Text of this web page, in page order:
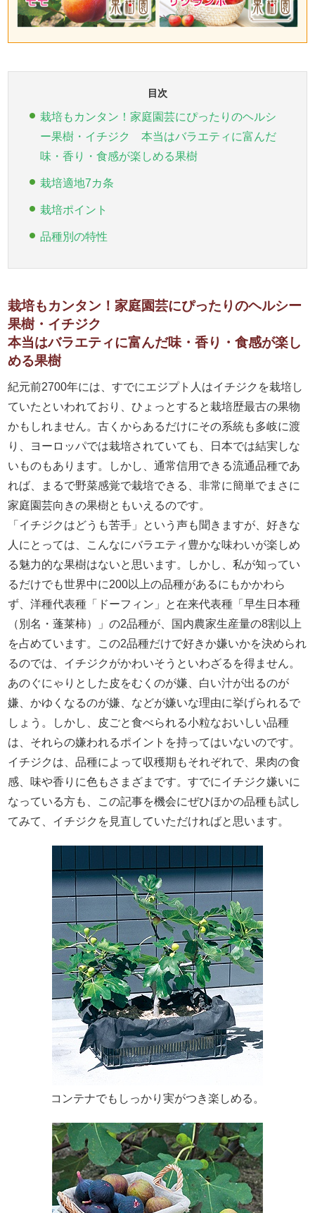
目次
栽培もカンタン！家庭園芸にぴったりのヘルシ
ー果樹・イチジク 本当はバラエティに富んだ
味・香り・食感が楽しめる果樹
栽培適地7カ条
栽培ポイント
品種別の特性
栽培もカンタン！家庭園芸にぴったりのヘルシー
果樹・イチジク
本当はバラエティに富んだ味・香り・食感が楽し
める果樹
紀元前2700年には、すでにエジプト人はイチジクを栽培し
ていたといわれており、ひょっとすると栽培歴最古の果物
かもしれません。古くからあるだけにその系統も多岐に渡
り、ヨーロッパでは栽培されていても、日本では結実しな
いものもあります。しかし、通常信用できる流通品種であ
れば、まるで野菜感覚で栽培できる、非常に簡単でまさに
家庭園芸向きの果樹ともいえるのです。
「イチジクはどうも苦手」という声も聞きますが、好きな
人にとっては、こんなにバラエティ豊かな味わいが楽しめ
る魅力的な果樹はないと思います。しかし、私が知ってい
るだけでも世界中に200以上の品種があるにもかかわら
ず、洋種代表種「ドーフィン」と在来代表種「早生日本種
（別名・蓬莱柿）」の2品種が、国内農家生産量の8割以上
を占めています。この2品種だけで好きか嫌いかを決められ
るのでは、イチジクがかわいそうといわざるを得ません。
あのぐにゃりとした皮をむくのが嫌、白い汁が出るのが
嫌、かゆくなるのが嫌、などが嫌いな理由に挙げられるで
しょう。しかし、皮ごと食べられる小粒なおいしい品種
は、それらの嫌われるポイントを持ってはいないのです。
イチジクは、品種によって収穫期もそれぞれで、果肉の食
感、味や香りに色もさまざまです。すでにイチジク嫌いに
なっている方も、この記事を機会にぜひほかの品種も試し
てみて、イチジクを見直していただければと思います。
コンテナでもしっかり実がつき楽しめる。